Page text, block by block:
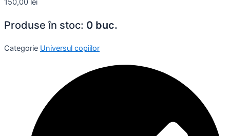
Produse în stoc: 0 buc.
Categorie Universul copiilor